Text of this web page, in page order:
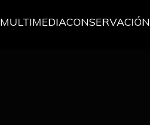
MULTIMEDIACONSERVACIÓN